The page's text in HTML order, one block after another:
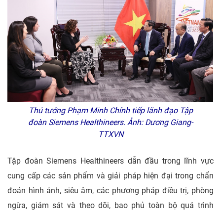
Thủ tướng Phạm Minh Chính tiếp lãnh đạo Tập
đoàn Siemens Healthineers. Ảnh: Dương Giang-
TTXVN
Tập đoàn Siemens Healthineers dẫn đầu trong lĩnh vực
cung cấp các sản phẩm và giải pháp hiện đại trong chẩn
đoán hình ảnh, siêu âm, các phương pháp điều trị, phòng
ngừa, giám sát và theo dõi, bao phủ toàn bộ quá trình